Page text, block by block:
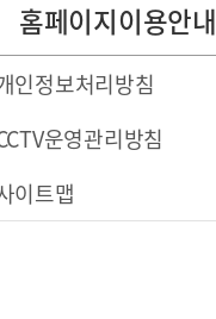
홈페이지이용안내
인정보처리방침
운영관리방침
이트맵